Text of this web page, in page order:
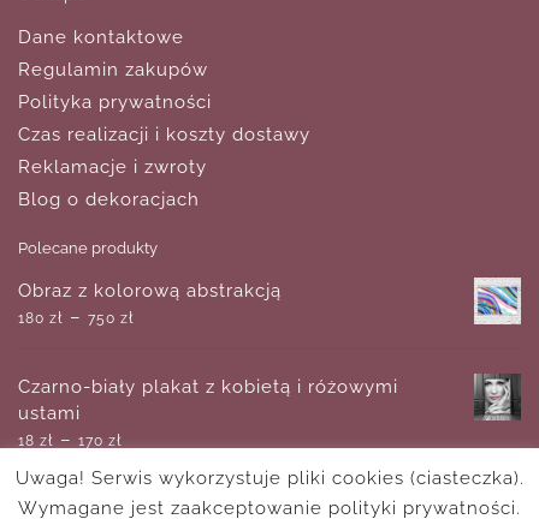
Dane kontaktowe
Regulamin zakupów
Polityka prywatności
Czas realizacji i koszty dostawy
Reklamacje i zwroty
Blog o dekoracjach
Polecane produkty
Obraz z kolorową abstrakcją
180 zł – 750 zł
Czarno-biały plakat z kobietą i różowymi
ustami
18 zł – 170 zł
Plakat- romantyczna uliczka
Uwaga! Serwis wykorzystuje pliki cookies (ciasteczka).
Wymagane jest zaakceptowanie polityki prywatności.